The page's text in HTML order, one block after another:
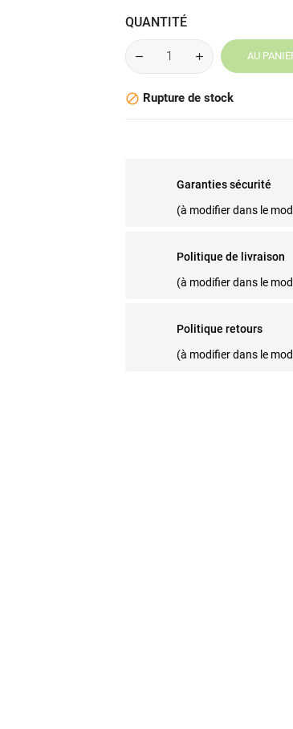
QUANTITÉ
AU
 Rupture de stock
Garanties sécurité
(à modifier dans le
Politique de livraison
(à modifier dans le
Politique retours
(à modifier dans le